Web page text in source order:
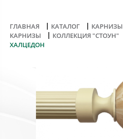
ГЛАВНАЯ | КАТАЛОГ | КАРНИЗЫ
КАРНИЗЫ
| КОЛЛЕКЦИЯ "СТОУН"
ХАЛЦЕДОН